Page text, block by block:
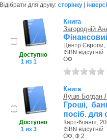
Відібрати для друку: сторінку|
Доступно
1 из 1
Книга
Загородній
Центр Європи,
ISBN відсутній
ОФ
Доступно
1 из 3
Книга
Луців Богдан
Гроші,
посіб. для
Карт-бланш,
ISBN відсутній
ОФ, Ф 2